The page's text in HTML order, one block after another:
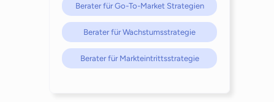
Berater für Go-To-Market Strategien
Berater für Wachstumsstrategie
Berater für Markteintrittsstrategie